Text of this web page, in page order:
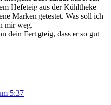
Hefeteig aus der Kühltheke
Marken getestet. Was soll ich
mir weg.
dein Fertigteig, dass er so gut
5:37